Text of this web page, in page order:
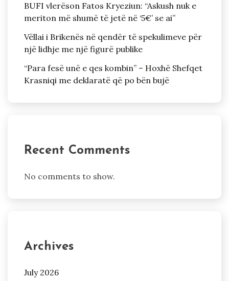
BUFI vlerëson Fatos Kryeziun: “Askush nuk e
meriton më shumë të jetë në ‘5€’ se ai”
Vëllai i Brikenës në qendër të spekulimeve për
një lidhje me një figurë publike
“Para fesë unë e qes kombin” – Hoxhë Shefqet
Krasniqi me deklaratë që po bën bujë
Recent Comments
No comments to show.
Archives
July 2026